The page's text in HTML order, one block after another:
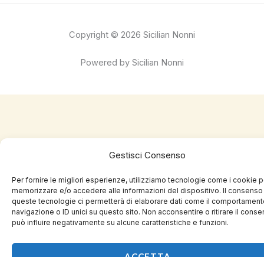
Gestisci Consenso
Per fornire le migliori esperienze, utilizziamo tecnologie come i cookie
memorizzare e/o accedere alle informazioni del dispositivo. Il consenso
queste tecnologie ci permetterà di elaborare dati come il
navigazione o ID unici su questo sito. Non acconsentire o ritirare il
può influire negativamente su alcune caratteristiche e funzioni.
Copyright © 2026 Sicilian Nonni
Powered by Sicilian Nonni